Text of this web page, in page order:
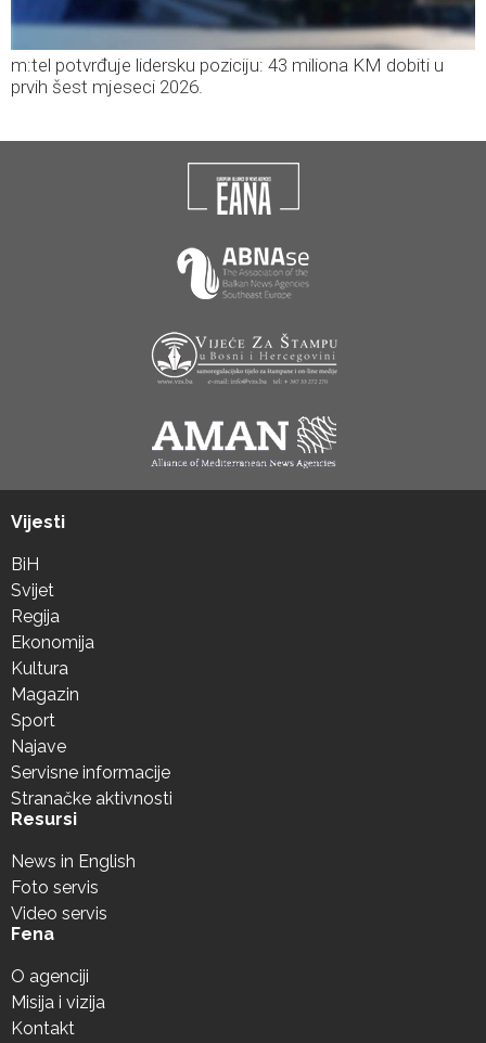
m:tel potvrđuje lidersku poziciju: 43 miliona KM dobiti u
prvih šest mjeseci 2026.
Vijesti
BiH
Svijet
Regija
Ekonomija
Kultura
Magazin
Sport
Najave
Servisne informacije
Stranačke aktivnosti
Resursi
News in English
Foto servis
Video servis
Fena
O agenciji
Misija i vizija
Kontakt